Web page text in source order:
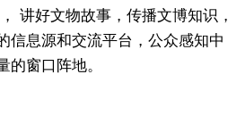
讲好文物故事，传播文博知识，
信息源和交流平台，公众感知中
的窗口阵地。